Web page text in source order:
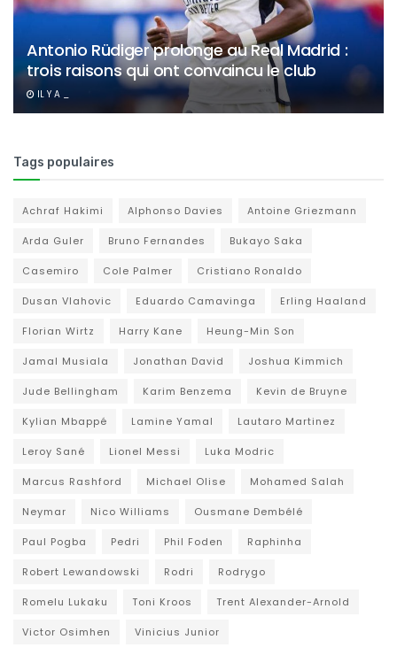
Antonio Rüdiger prolonge au Real Madrid :
trois raisons qui ont convaincu le club
IL Y A _
Tags populaires
Achraf Hakimi Alphonso Davies Antoine Griezmann
Arda Guler Bruno Fernandes Bukayo Saka
Casemiro Cole Palmer Cristiano Ronaldo
Dusan Vlahovic Eduardo Camavinga Erling Haaland
Florian Wirtz Harry Kane Heung-Min Son
Jamal Musiala Jonathan David Joshua Kimmich
Jude Bellingham Karim Benzema Kevin de Bruyne
Kylian Mbappé Lamine Yamal Lautaro Martinez
Leroy Sané Lionel Messi Luka Modric
Marcus Rashford Michael Olise Mohamed Salah
Neymar Nico Williams Ousmane Dembélé
Paul Pogba Pedri Phil Foden Raphinha
Robert Lewandowski Rodri Rodrygo
Romelu Lukaku Toni Kroos Trent Alexander-Arnold
Victor Osimhen Vinicius Junior